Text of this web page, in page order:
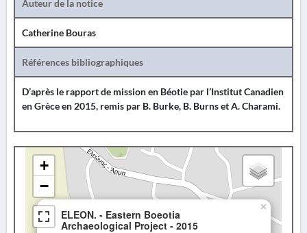
Auteur de la notice
Catherine Bouras
Références bibliographiques
D’après le rapport de mission en Béotie par l’Institut Canadien
en Grèce en 2015, remis par B. Burke, B. Burns et A. Charami.
ELEON. - Eastern Boeotia
Archaeological Project - 2015
×
+
−